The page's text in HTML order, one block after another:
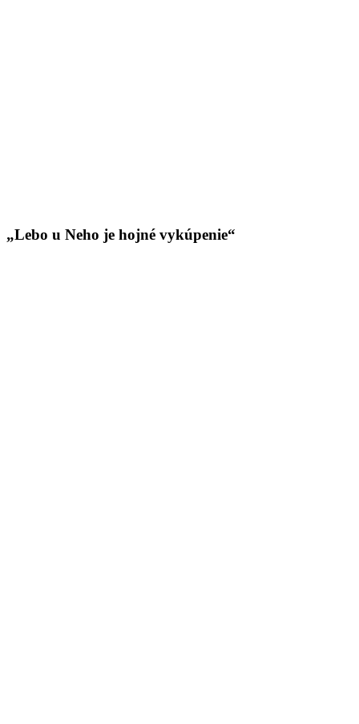
„Lebo u Neho je hojné vykúpenie“